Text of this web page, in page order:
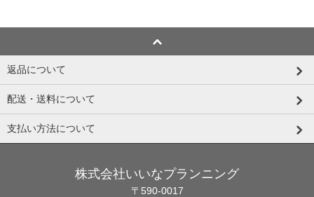
返品について
配送・送料について
支払い方法について
株式会社いいなプランニング
〒590-0017